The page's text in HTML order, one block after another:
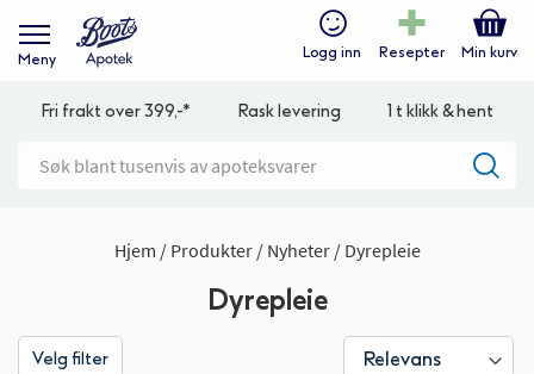
Meny Logg inn Resepter Min kurv
Fri frakt over 399,-* Rask levering 1 t klikk & hent
Hjem Produkter Nyheter Dyrepleie
Dyrepleie
Velg filter